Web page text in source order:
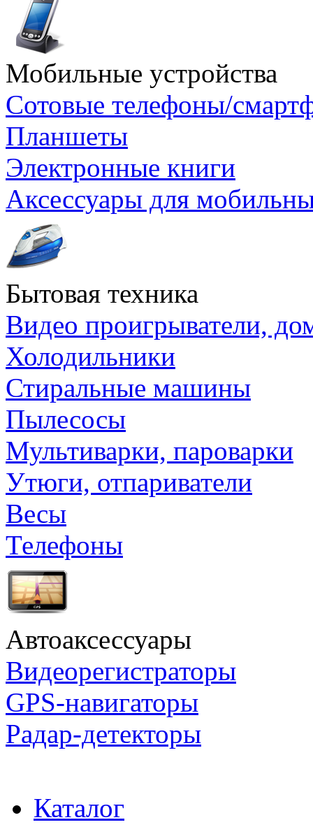
Мобильные устройства
Сотовые телефоны/
Планшеты
Электронные книги
Аксессуары для
Бытовая техника
Видео проигрыватели,
Холодильники
Стиральные машины
Пылесосы
Мультиварки, пароварки
Утюги, отпариватели
Весы
Телефоны
Автоаксессуары
Видеорегистраторы
GPS-навигаторы
Радар-детекторы
Каталог